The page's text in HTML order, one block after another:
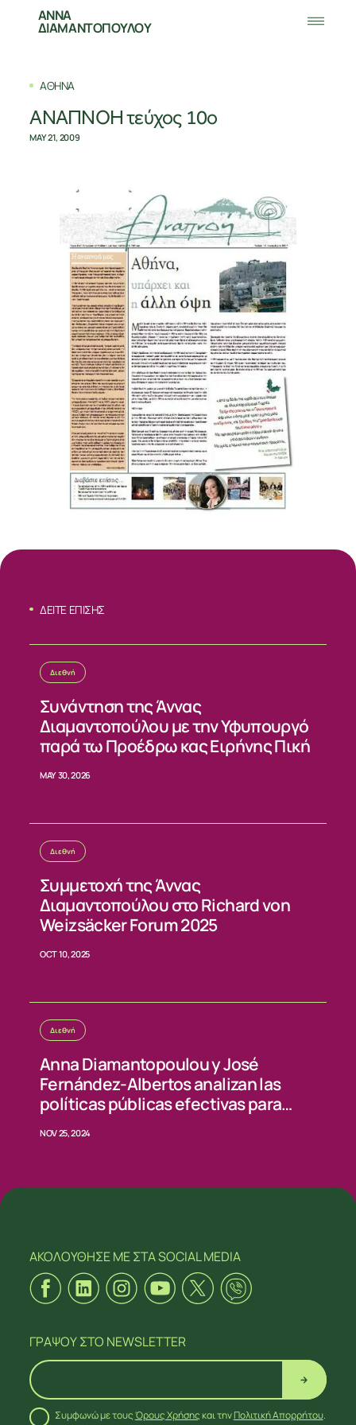
ΣΧΕΤΙΚΑ
ΝΕΑ
ΕΠΙΚΟΙΝΩΝΙΑ
ΑΚΟΛΟΥΘΗΣΕ ΜΕΣΤΑ SOCIAL MEDIA
ΑΝΝΑ
ΔΙΑΜΑΝΤΟΠΟΥΛΟΥ
ΑΘΗΝΑ
ΑΝΑΠΝΟΗ τεύχος 10ο
MAY 21, 2009
ΔΕΙΤΕ ΕΠΙΣΗΣ
Διεθνή
Συνάντηση της Άννας
Διαμαντοπούλου με την Υφυπουργό
παρά τω Προέδρω κας Ειρήνης Πική
MAY 30, 2026
Διεθνή
Συμμετοχή της Άννας
Διαμαντοπούλου στο Richard von
Weizsäcker Forum 2025
OCT 10, 2025
Διεθνή
Anna Diamantopoulou y José
Fernández-Albertos analizan las
políticas públicas efectivas para
reducción de la desigualdad
NOV 25, 2024
ΑΚΟΛΟΥΘΗΣΕ ΜΕΣΤΑ SOCIAL MEDIA
ΓΡΑΨΟΥΣΤΟ NEWSLETTER
Συμφωνώ με τουςΌρους Χρήσηςκαι τηνΠολιτική Απορρήτου.